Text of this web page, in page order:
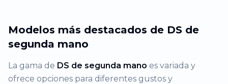
Modelos más destacados de DS de
segunda mano
La gama de DS de segunda mano es variada y
ofrece opciones para diferentes gustos y